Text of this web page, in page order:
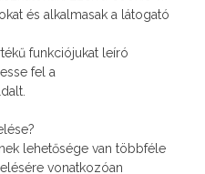
és alkalmasak a látogató
funkciójukat leíró
fel a
lehetősége van többféle
vonatkozóan